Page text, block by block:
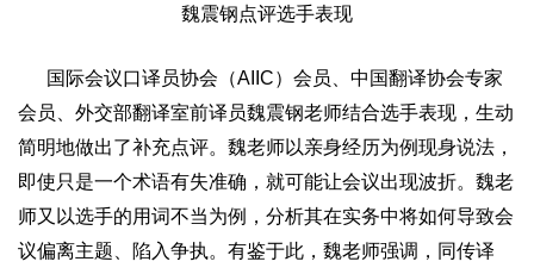
魏震钢点评选手表现
国际会议口译员协会（AIIC）会员、中国翻译协会专家
会员、外交部翻译室前译员魏震钢老师结合选手表现，生动
简明地做出了补充点评。魏老师以亲身经历为例现身说法，
即使只是一个术语有失准确，就可能让会议出现波折。魏老
师又以选手的用词不当为例，分析其在实务中将如何导致会
议偏离主题、陷入争执。有鉴于此，魏老师强调，同传译